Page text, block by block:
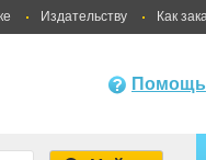
Издательству Как
Помощь